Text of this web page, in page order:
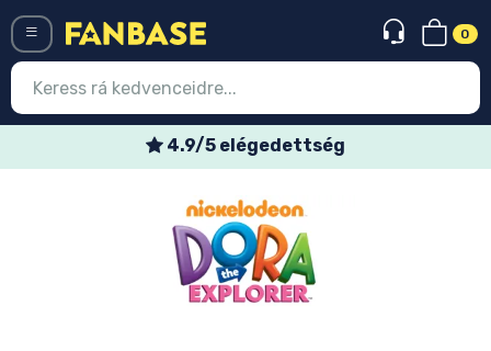
0
4.9/5 elégedettség
Legújabb cuccok
Akciós ajánlatok